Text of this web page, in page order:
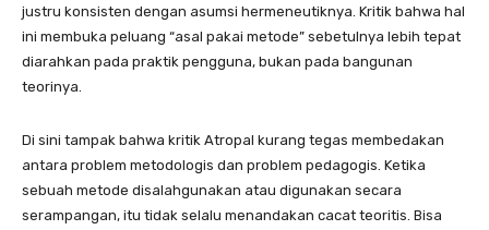
justru konsisten dengan asumsi hermeneutiknya. Kritik bahwa hal
ini membuka peluang “asal pakai metode” sebetulnya lebih tepat
diarahkan pada praktik pengguna, bukan pada bangunan
teorinya.
Di sini tampak bahwa kritik Atropal kurang tegas membedakan
antara problem metodologis dan problem pedagogis. Ketika
sebuah metode disalahgunakan atau digunakan secara
serampangan, itu tidak selalu menandakan cacat teoritis. Bisa